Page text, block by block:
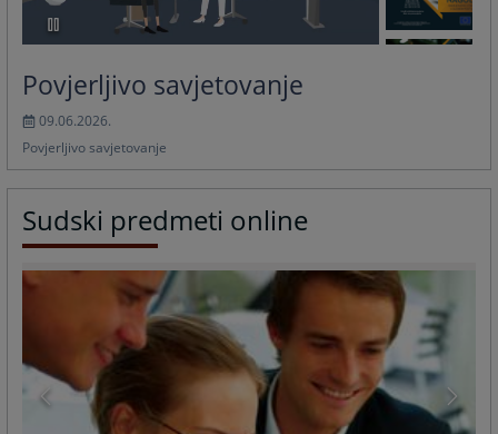
Povjerljivo savjetovanje
09.06.2026.
Povjerljivo savjetovanje
Sudski predmeti online